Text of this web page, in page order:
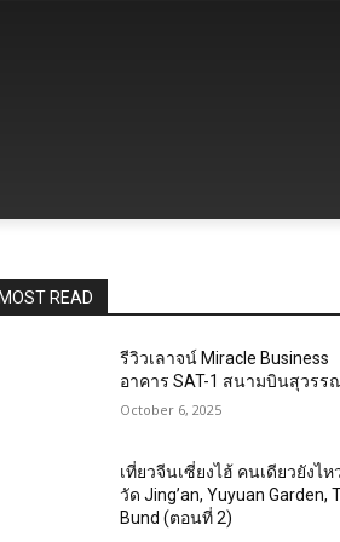
READ
รีวิวเลาจน์ Miracle Business
อาคาร SAT-1 สนามบินสุวรร
October 6, 2025
เที่ยวจีนเซี่ยงไฮ้ คนเดียวยังไห
วัด Jing’an, Yuyuan Garden,
Bund (ตอนที่ 2)